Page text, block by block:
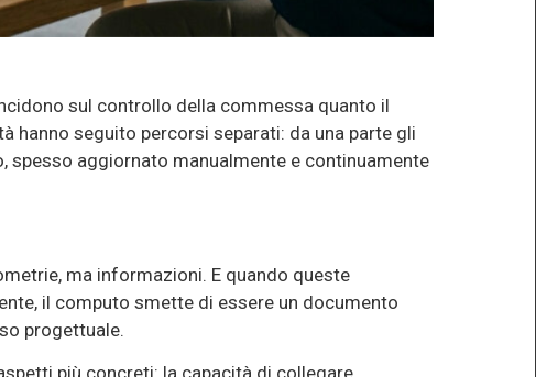
sul controllo della commessa quanto il
hanno seguito percorsi separati: da una parte gli
spesso aggiornato manualmente e continuamente
ma informazioni. E quando queste
il computo smette di essere un documento
progettuale.